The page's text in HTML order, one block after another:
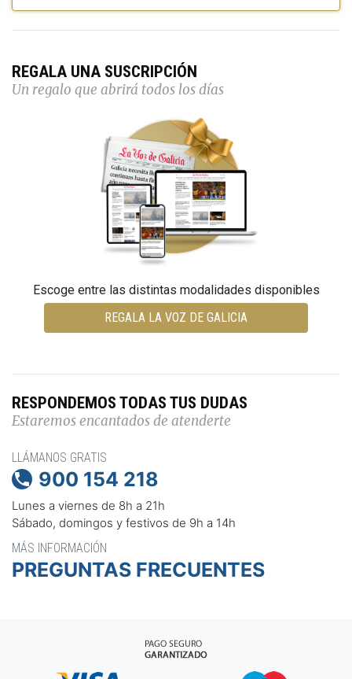
REGALA UNA SUSCRIPCIÓN
Un regalo que abrirá todos los días
Escoge entre las distintas modalidades disponibles
REGALA LA VOZ DE GALICIA
RESPONDEMOS TODAS TUS DUDAS
Estaremos encantados de atenderte
LLÁMANOS GRATIS
 900 154 218
Lunes a viernes de 8h a 21h
Sábado, domingos y festivos de 9h a 14h
MÁS INFORMACIÓN
PREGUNTAS FRECUENTES